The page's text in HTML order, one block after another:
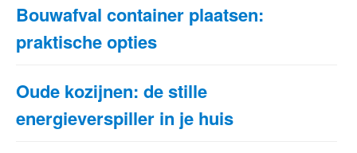
Bouwafval container plaatsen:
praktische opties
Oude kozijnen: de stille
energieverspiller in je huis